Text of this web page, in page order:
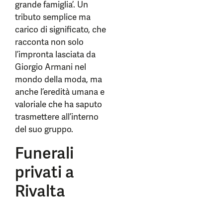
grande famiglia’. Un
tributo semplice ma
carico di significato, che
racconta non solo
l’impronta lasciata da
Giorgio Armani nel
mondo della moda, ma
anche l’eredità umana e
valoriale che ha saputo
trasmettere all’interno
del suo gruppo.
Funerali
privati a
Rivalta